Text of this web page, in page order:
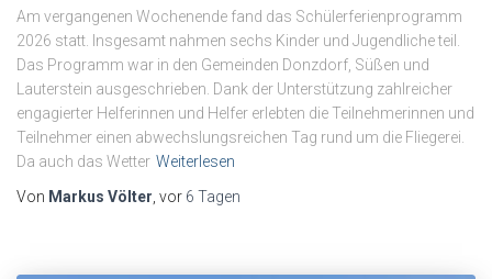
Am vergangenen Wochenende fand das Schülerferienprogramm
2026 statt. Insgesamt nahmen sechs Kinder und Jugendliche teil.
Das Programm war in den Gemeinden Donzdorf, Süßen und
Lauterstein ausgeschrieben. Dank der Unterstützung zahlreicher
engagierter Helferinnen und Helfer erlebten die Teilnehmerinnen und
Teilnehmer einen abwechslungsreichen Tag rund um die Fliegerei.
Da auch das Wetter Weiterlesen
Von Markus Völter, vor 6 Tagen